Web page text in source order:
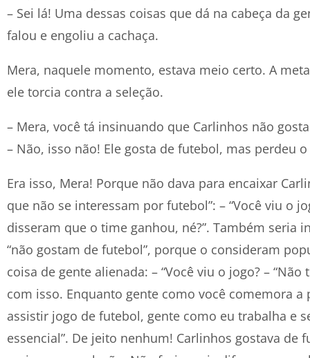
– Sei lá! Uma dessas coisas que dá na cabeça da
falou e engoliu a cachaça.
Mera, naquele momento, estava meio certo. A
ele torcia contra a seleção.
– Mera, você tá insinuando que Carlinhos não
– Não, isso não! Ele gosta de futebol, mas perdeu
Era isso, Mera! Porque não dava para encaixar
que não se interessam por futebol”: – “Você viu o
disseram que o time ganhou, né?”. Também seria
“não gostam de futebol”, porque o consideram
coisa de gente alienada: – “Você viu o jogo? –
com isso. Enquanto gente como você comemora a
assistir jogo de futebol, gente como eu trabalha e
essencial”. De jeito nenhum! Carlinhos gostava de